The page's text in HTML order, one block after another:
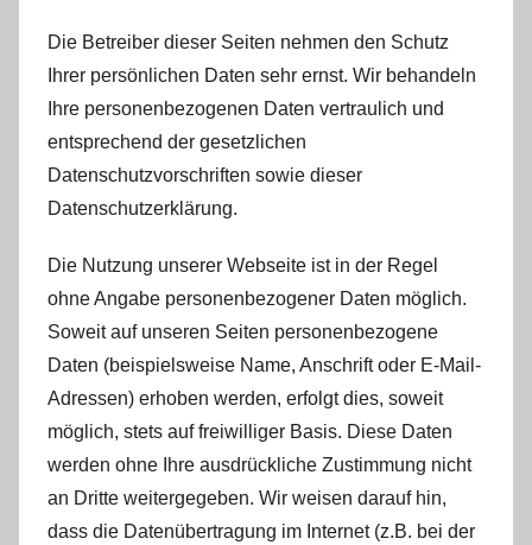
Die Betreiber dieser Seiten nehmen den Schutz
Ihrer persönlichen Daten sehr ernst. Wir behandeln
Ihre personenbezogenen Daten vertraulich und
entsprechend der gesetzlichen
Datenschutzvorschriften sowie dieser
Datenschutzerklärung.
Die Nutzung unserer Webseite ist in der Regel
ohne Angabe personenbezogener Daten möglich.
Soweit auf unseren Seiten personenbezogene
Daten (beispielsweise Name, Anschrift oder E-Mail-
Adressen) erhoben werden, erfolgt dies, soweit
möglich, stets auf freiwilliger Basis. Diese Daten
werden ohne Ihre ausdrückliche Zustimmung nicht
an Dritte weitergegeben. Wir weisen darauf hin,
dass die Datenübertragung im Internet (z.B. bei der